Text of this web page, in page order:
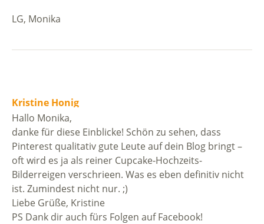
LG, Monika
Kristine Honig
Hallo Monika,
danke für diese Einblicke! Schön zu sehen, dass
Pinterest qualitativ gute Leute auf dein Blog bringt –
oft wird es ja als reiner Cupcake-Hochzeits-
Bilderreigen verschrieen. Was es eben definitiv nicht
ist. Zumindest nicht nur. ;)
Liebe Grüße, Kristine
PS Dank dir auch fürs Folgen auf Facebook!